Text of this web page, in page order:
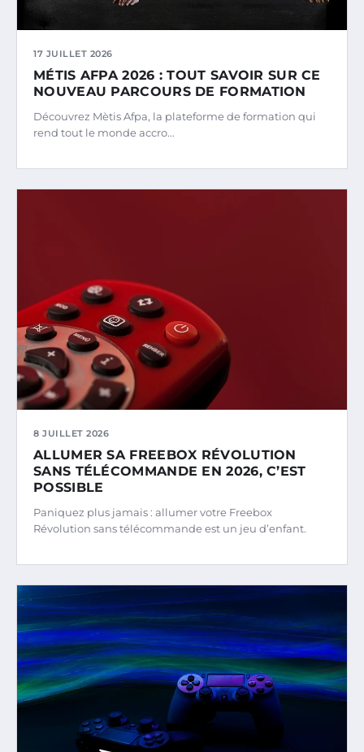
17 JUILLET 2026
MÉTIS AFPA 2026 : TOUT SAVOIR SUR CE
NOUVEAU PARCOURS DE FORMATION
Découvrez Mètis Afpa, la plateforme de formation qui
rend tout le monde accro...
8 JUILLET 2026
ALLUMER SA FREEBOX RÉVOLUTION
SANS TÉLÉCOMMANDE EN 2026, C’EST
POSSIBLE
Paniquez plus jamais : allumer votre Freebox
Révolution sans télécommande est un jeu d’enfant.